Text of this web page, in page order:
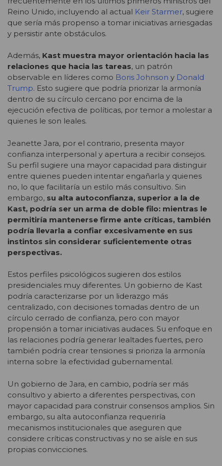
Reino Unido, incluyendo al actual Keir Starmer, sugiere
que sería más propenso a tomar iniciativas arriesgadas
y persistir ante obstáculos.
Además, Kast muestra mayor orientación hacia las
relaciones que hacia las tareas, un patrón
observable en líderes como Boris Johnson y Donald
Trump. Esto sugiere que podría priorizar la armonía
dentro de su círculo cercano por encima de la
ejecución efectiva de políticas, por temor a molestar a
quienes le son leales.
Jeanette Jara, por el contrario, presenta mayor
confianza interpersonal y apertura a recibir consejos.
Su perfil sugiere una mayor capacidad para distinguir
entre quienes pueden intentar engañarla y quienes
no, lo que facilitaría un estilo más consultivo. Sin
embargo, su alta autoconfianza, superior a la de
Kast, podría ser un arma de doble filo: mientras le
permitiría mantenerse firme ante críticas, también
podría llevarla a confiar excesivamente en sus
instintos sin considerar suficientemente otras
perspectivas.
Estos perfiles psicológicos sugieren dos estilos
presidenciales muy diferentes. Un gobierno de Kast
podría caracterizarse por un liderazgo más
centralizado, con decisiones tomadas dentro de un
círculo cerrado de confianza, pero con mayor
propensión a tomar iniciativas audaces. Su enfoque en
las relaciones podría generar lealtades fuertes, pero
también podría crear tensiones si prioriza la armonía
interna sobre la efectividad gubernamental.
Un gobierno de Jara, en cambio, podría ser más
consultivo y abierto a diferentes perspectivas, con
mayor capacidad para construir consensos amplios. Sin
embargo, su alta autoconfianza requeriría
mecanismos institucionales que aseguren que
considere críticas constructivas y no se aísle en sus
propias convicciones.